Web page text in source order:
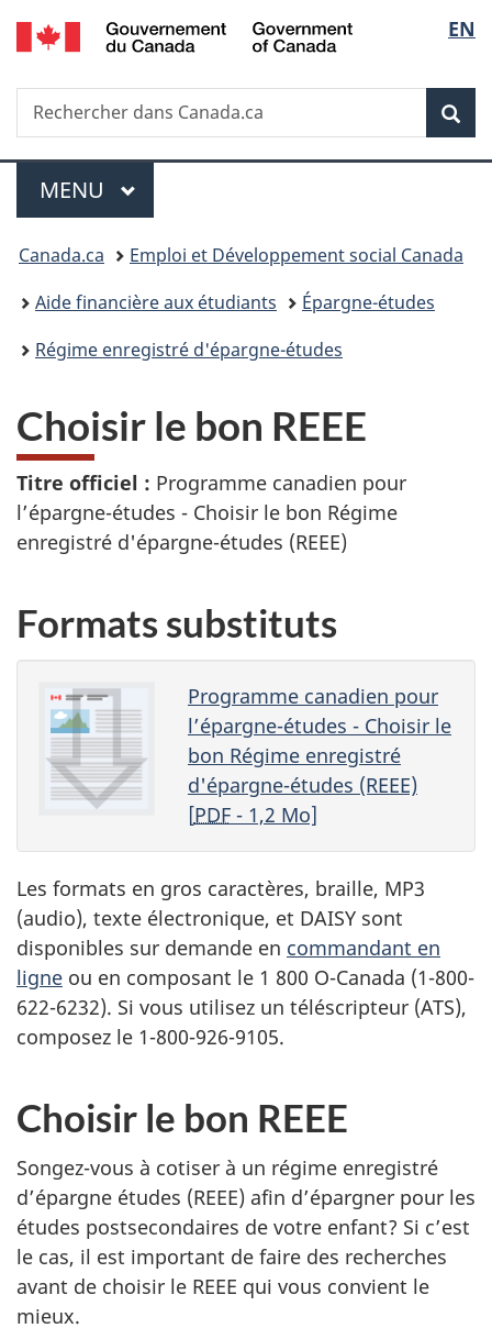
Passer
au
principal
Passer
à
Au
du
Passer
à
version
simplifiée
de
la
EN
Recherche
Rechercher
dans
Menu
MENU PRINCIPAL
Vous
êtes
ici :
Canada.ca
Emploi et Développement social Canada
Aide financière aux étudiants
Épargne-études
Régime enregistré d'épargne-études
Choisir le bon REEE
Titre officiel : Programme canadien pour
l’épargne-études - Choisir le bon Régime
enregistré d'épargne-études (REEE)
Formats substituts
Programme canadien pour
l’épargne-études - Choisir le
bon Régime enregistré
d'épargne-études (REEE)
[PDF- 1,2 Mo]
Les formats en gros caractères, braille, MP3
(audio), texte électronique, et DAISY sont
disponibles sur demande en commandant en
ligne ou en composant le 1 800 O-Canada (1-800-
622-6232). Si vous utilisez un téléscripteur (ATS),
composez le 1-800-926-9105.
Choisir le bon REEE
Songez-vous à cotiser à un régime enregistré
d’épargne études (REEE) afin d’épargner pour les
études postsecondaires de votre enfant? Si c’est
le cas, il est important de faire des recherches
avant de choisir le REEE qui vous convient le
mieux.